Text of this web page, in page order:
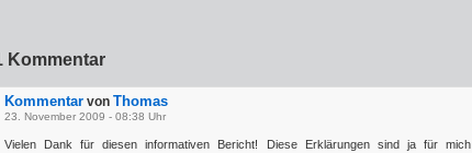
Kommentar
Kommentar von Thomas
23. November 2009 - 08:38 Uhr
Vielen Dank für diesen informativen Bericht! Diese Erklärungen sind ja für mich